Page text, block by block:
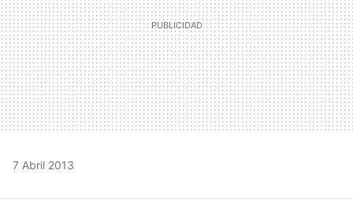
7 Abril 2013